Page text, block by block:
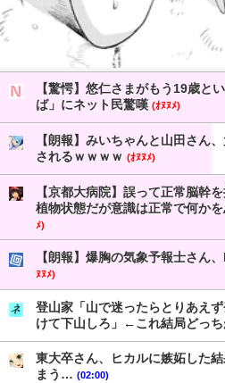
【驚愕】悠仁さまがもう19歳と
ば」にネット民驚嘆 (ｵﾇﾇﾒ)
【朗報】みいちゃんと山田さん
されるｗｗｗｗ (ｵﾇﾇﾒ)
【京都大病院】誤って正常脳幹
植物状態だが意識は正常で何か
ﾒ)
【朗報】爆胸の気象予報士さん
ﾇﾇﾒ)
登山家「山で迷ったらとりあえ
けて下山しろ」←これ結局どっち
東大卒さん、ヒカルに嫉妬した
まう… (02:00)